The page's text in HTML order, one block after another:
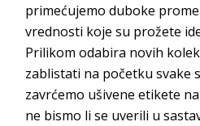
primećujemo duboke
vrednosti koje su prožete
Prilikom odabira novih
zablistati na početku svake
zavrćemo ušivene etikete
ne bismo li se uverili u